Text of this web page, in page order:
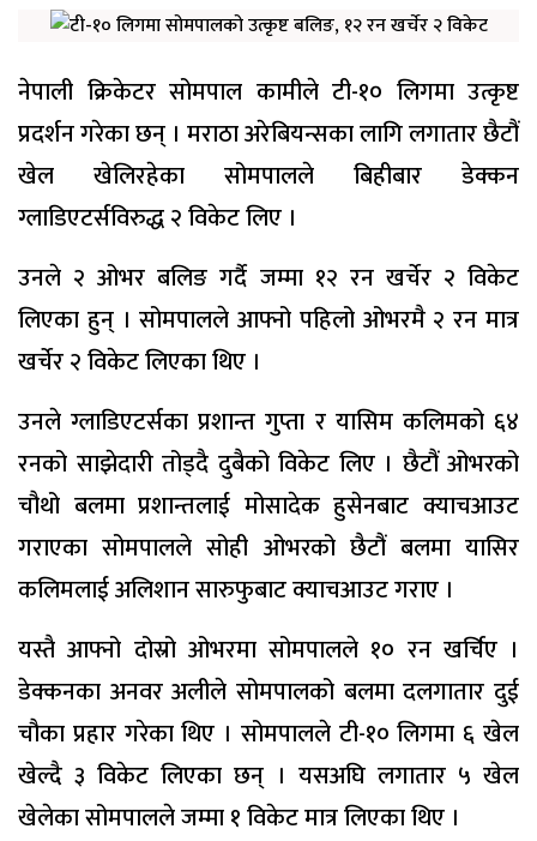
नेपाली क्रिकेटर सोमपाल कामीले टी-१० लिगमा उत्कृष्ट
प्रदर्शन गरेका छन् । मराठा अरेबियन्सका लागि लगातार छैटौं
खेल खेलिरहेका सोमपालले बिहीबार डेक्कन
ग्लाडिएटर्सविरुद्ध २ विकेट लिए ।
उनले २ ओभर बलिङ गर्दै जम्मा १२ रन खर्चेर २ विकेट
लिएका हुन् । सोमपालले आफ्नो पहिलो ओभरमै २ रन मात्र
खर्चेर २ विकेट लिएका थिए ।
उनले ग्लाडिएटर्सका प्रशान्त गुप्ता र यासिम कलिमको ६४
रनको साझेदारी तोड्दै दुबैको विकेट लिए । छैटौं ओभरको
चौथो बलमा प्रशान्तलाई मोसादेक हुसेनबाट क्याचआउट
गराएका सोमपालले सोही ओभरको छैटौं बलमा यासिर
कलिमलाई अलिशान सारुफुबाट क्याचआउट गराए ।
यस्तै आफ्नो दोस्रो ओभरमा सोमपालले १० रन खर्चिए ।
डेक्कनका अनवर अलीले सोमपालको बलमा दलगातार दुई
चौका प्रहार गरेका थिए । सोमपालले टी-१० लिगमा ६ खेल
खेल्दै ३ विकेट लिएका छन् । यसअघि लगातार ५ खेल
खेलेका सोमपालले जम्मा १ विकेट मात्र लिएका थिए ।